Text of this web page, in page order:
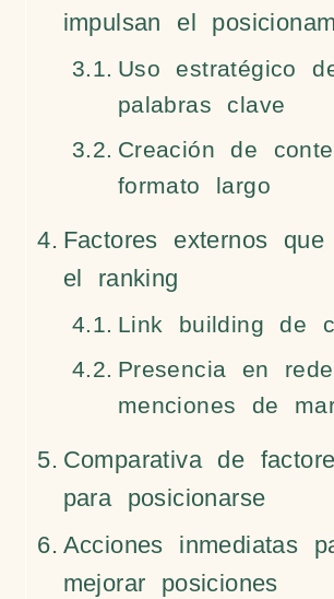
impulsan el
Uso estratégico
palabras clave
Creación de
formato largo
Factores externos que
el ranking
Link building de
Presencia en
menciones de
Comparativa de
para posicionarse
Acciones inmediatas
mejorar posiciones